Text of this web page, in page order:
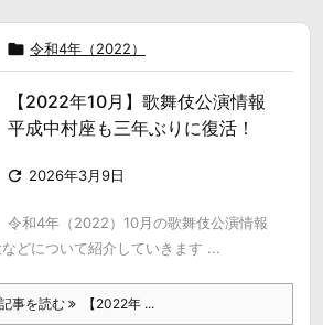
 令和4年（2022）
【2022年10月】歌舞伎公演情報
平成中村座も三年ぶりに復活！
 2026年3月9日
令和4年（2022）10月の歌舞伎公演情報
どについて紹介していきます ...
記事を読む 【2022年 ...